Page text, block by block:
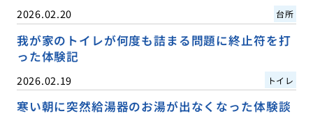
2026.02.20 台所
我が家のトイレが何度も詰まる問題に終止符を打
った体験記
2026.02.19 トイレ
寒い朝に突然給湯器のお湯が出なくなった体験談